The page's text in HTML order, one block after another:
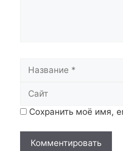
Название
Сохранить моё имя,